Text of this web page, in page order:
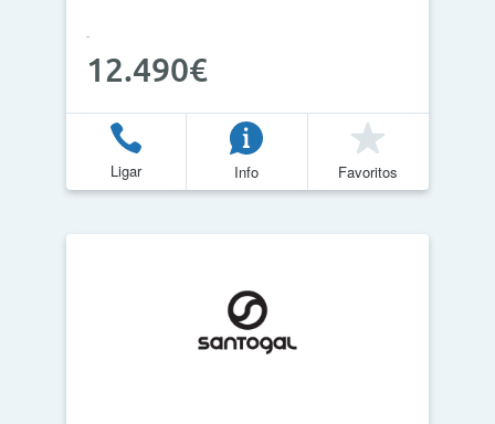
12.490€
Ligar Info Favoritos